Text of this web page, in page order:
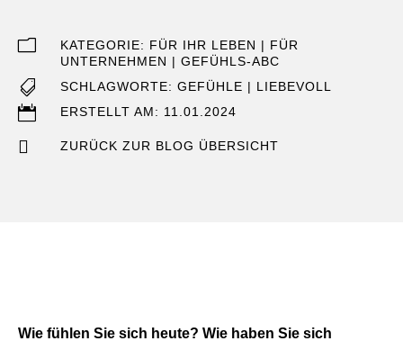
m KATEGORIE: FÜR IHR LEBEN | FÜR
UNTERNEHMEN | GEFÜHLS-ABC
 SCHLAGWORTE: GEFÜHLE | LIEBEVOLL
 ERSTELLT AM: 11.01.2024
 ZURÜCK ZUR BLOG ÜBERSICHT
Wie fühlen Sie sich heute? Wie haben Sie sich